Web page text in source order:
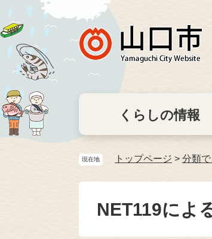
くらしの情報
現在地 トップページ > 分類
NET119によ